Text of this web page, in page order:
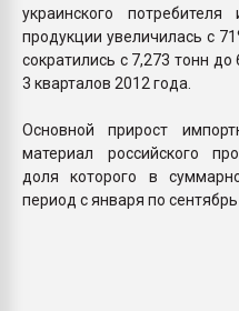
украинского
продукции увеличилась с
сократились с 7,273 тонн
3 кварталов 2012 года.
Основной прирост
материал российского
доля которого в
период с января по сентябрь